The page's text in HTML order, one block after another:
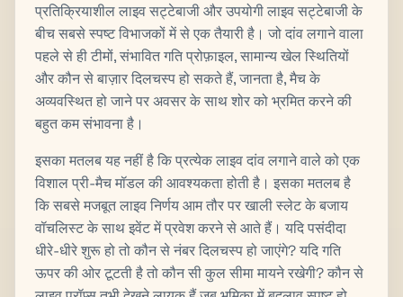
प्रतिक्रियाशील लाइव सट्टेबाजी और उपयोगी लाइव सट्टेबाजी के
बीच सबसे स्पष्ट विभाजकों में से एक तैयारी है। जो दांव लगाने वाला
पहले से ही टीमों, संभावित गति प्रोफ़ाइल, सामान्य खेल स्थितियों
और कौन से बाज़ार दिलचस्प हो सकते हैं, जानता है, मैच के
अव्यवस्थित हो जाने पर अवसर के साथ शोर को भ्रमित करने की
बहुत कम संभावना है।
इसका मतलब यह नहीं है कि प्रत्येक लाइव दांव लगाने वाले को एक
विशाल प्री-मैच मॉडल की आवश्यकता होती है। इसका मतलब है
कि सबसे मजबूत लाइव निर्णय आम तौर पर खाली स्लेट के बजाय
वॉचलिस्ट के साथ इवेंट में प्रवेश करने से आते हैं। यदि पसंदीदा
धीरे-धीरे शुरू हो तो कौन से नंबर दिलचस्प हो जाएंगे? यदि गति
ऊपर की ओर टूटती है तो कौन सी कुल सीमा मायने रखेगी? कौन से